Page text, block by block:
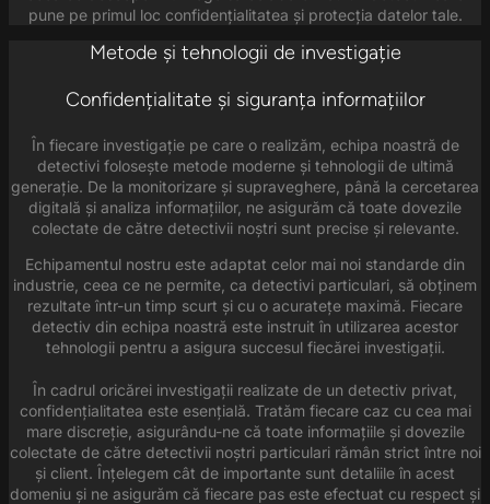
pune pe primul loc confidențialitatea și protecția datelor tale.
Metode și tehnologii de investigație
Confidențialitate și siguranța informațiilor
În fiecare investigație pe care o realizăm, echipa noastră de
detectivi folosește metode moderne și tehnologii de ultimă
generație. De la monitorizare și supraveghere, până la cercetarea
digitală și analiza informațiilor, ne asigurăm că toate dovezile
colectate de către detectivii noștri sunt precise și relevante.
Echipamentul nostru este adaptat celor mai noi standarde din
industrie, ceea ce ne permite, ca detectivi particulari, să obținem
rezultate într-un timp scurt și cu o acuratețe maximă. Fiecare
detectiv din echipa noastră este instruit în utilizarea acestor
tehnologii pentru a asigura succesul fiecărei investigații.
În cadrul oricărei investigații realizate de un detectiv privat,
confidențialitatea este esențială. Tratăm fiecare caz cu cea mai
mare discreție, asigurându-ne că toate informațiile și dovezile
colectate de către detectivii noștri particulari rămân strict între noi
și client. Înțelegem cât de importante sunt detaliile în acest
domeniu și ne asigurăm că fiecare pas este efectuat cu respect și